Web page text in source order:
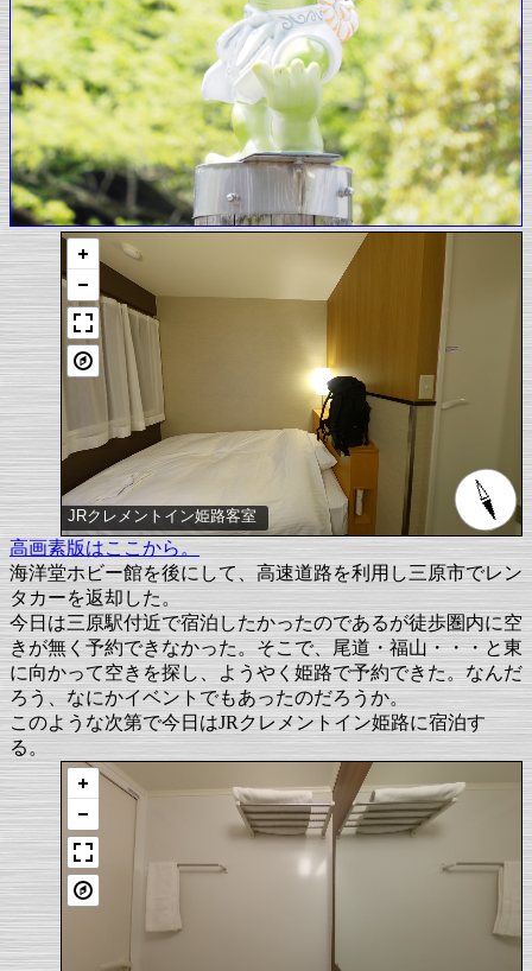
JRクレメントイン姫路客室
高画素版はここから。
海洋堂ホビー館を後にして、高速道路を利用し三原市でレン
タカーを返却した。
今日は三原駅付近で宿泊したかったのであるが徒歩圏内に空
きが無く予約できなかった。そこで、尾道・福山・・・と東
に向かって空きを探し、ようやく姫路で予約できた。なんだ
ろう、なにかイベントでもあったのだろうか。
このような次第で今日はJRクレメントイン姫路に宿泊す
る。